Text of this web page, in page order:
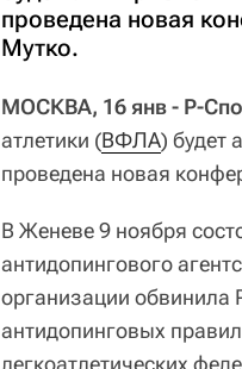
проведена новая
Мутко.
МОСКВА, 16 янв - Р-
атлетики (ВФЛА) будет
проведена новая
В Женеве 9 ноября
антидопингового
организации обвинила
антидопинговых
легкоатлетических